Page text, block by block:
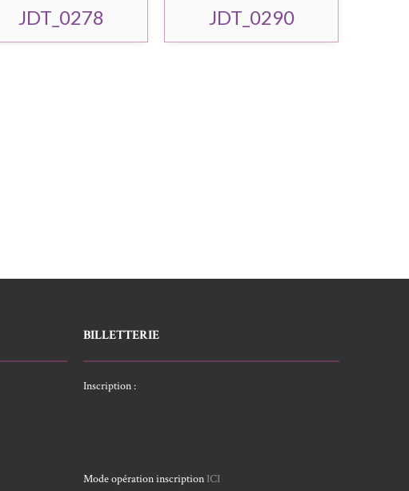
JDT_0278 JDT_0290
BILLETTERIE
Inscription :
Mode opération inscription ICI